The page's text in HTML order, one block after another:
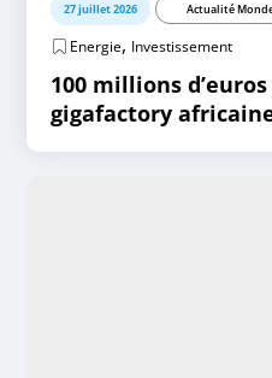
27 juillet 2026 Actualité
Energie, Investissement
100 millions
gigafactory